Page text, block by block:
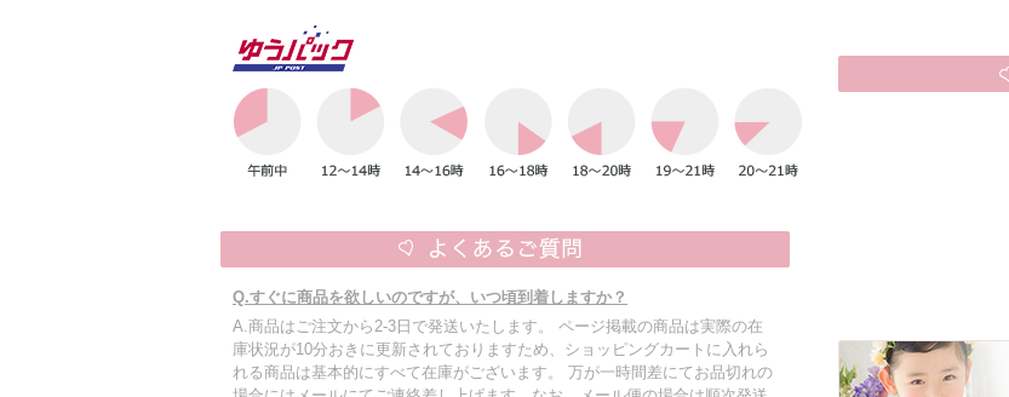
Q.すぐに商品を欲しいのですが、いつ頃到着しますか？
A.商品はご注文から2-3日で発送いたします。 ページ掲載の商品は実際の在
庫状況が10分おきに更新されておりますため、ショッピングカートに入れら
れる商品は基本的にすべて在庫がございます。 万が一時間差にてお品切れの